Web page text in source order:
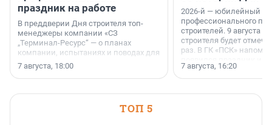
праздник на работе
В преддверии Дня строителя топ-
менеджеры компании «СЗ
„Терминал-Ресурс“ — о планах
компании, испытаниях и поводах для
осторожного оптимизма.
7 августа, 18:00
2026-й — юбилейный
профессионального
строителей. 9 августа
строителя будет
раз. В ГК «ПСК»
поменялась роль
7 августа, 16:20
ТОП 5